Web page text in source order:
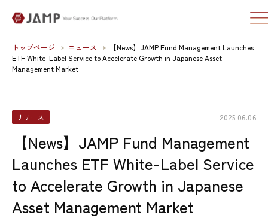
トップページ ニュース
【News】JAMP Fund Management Launches
ETF White-Label Service to Accelerate Growth in Japanese Asset
Management Market
リリース 2025.06.06
【News】JAMP Fund Management
Launches ETF White-Label Service
to Accelerate Growth in Japanese
Asset Management Market